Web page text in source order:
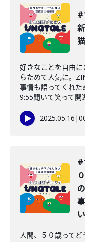
好きなことを自由
らためて人気に。
事情も語ってくれ
9:55聞いて笑って開
2025.05.16 |
人間、５０歳って